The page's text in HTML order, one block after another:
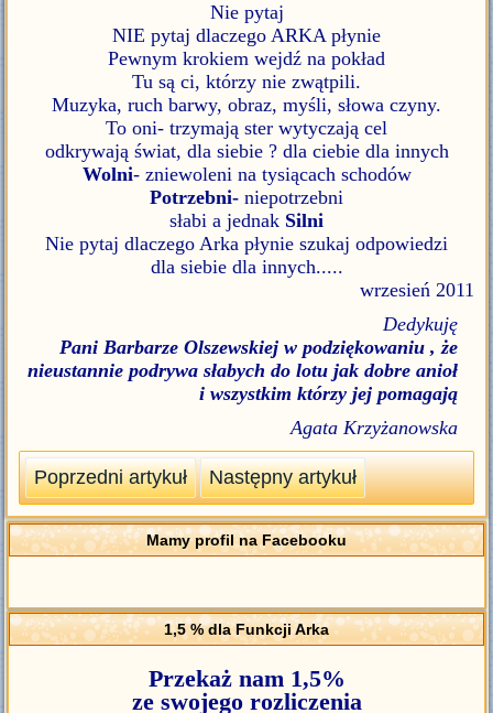
Nie pytaj
NIE pytaj dlaczego ARKA płynie
Pewnym krokiem wejdź na pokład
Tu są ci, którzy nie zwątpili.
Muzyka, ruch barwy, obraz, myśli, słowa czyny.
To oni- trzymają ster wytyczają cel
odkrywają świat, dla siebie ? dla ciebie dla innych
Wolni- zniewoleni na tysiącach schodów
Potrzebni- niepotrzebni
słabi a jednak Silni
Nie pytaj dlaczego Arka płynie szukaj odpowiedzi
dla siebie dla innych.....
wrzesień 2011
Dedykuję
Pani Barbarze Olszewskiej w podziękowaniu , że
nieustannie podrywa słabych do lotu jak dobre anioł
i wszystkim którzy jej pomagają
Agata Krzyżanowska
Poprzedni artykuł Następny artykuł
Mamy profil na Facebooku
1,5 % dla Funkcji Arka
Przekaż nam 1,5%
ze swojego rozliczenia